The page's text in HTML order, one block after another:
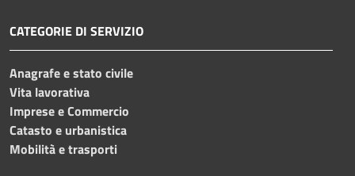
CATEGORIE DI SERVIZIO
Anagrafe e stato civile
Vita lavorativa
Imprese e Commercio
Catasto e urbanistica
Mobilità e trasporti